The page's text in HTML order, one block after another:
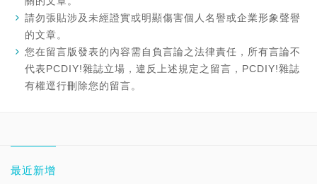
請勿張貼涉及未經證實或明顯傷害個人名譽或企業形象聲譽
的文章。
您在留言版發表的內容需自負言論之法律責任，所有言論不
代表PCDIY!雜誌立場，違反上述規定之留言，PCDIY!雜誌
有權逕行刪除您的留言。
最近新增